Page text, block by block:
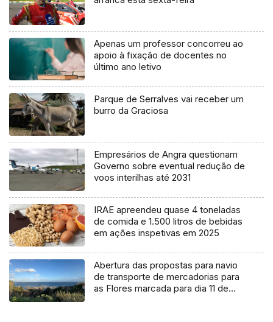
Apenas um professor concorreu ao
apoio à fixação de docentes no
último ano letivo
Parque de Serralves vai receber um
burro da Graciosa
Empresários de Angra questionam
Governo sobre eventual redução de
voos interilhas até 2031
IRAE apreendeu quase 4 toneladas
de comida e 1.500 litros de bebidas
em ações inspetivas em 2025
Abertura das propostas para navio
de transporte de mercadorias para
as Flores marcada para dia 11 de